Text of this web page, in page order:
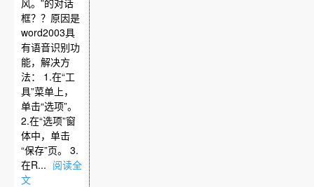
风。”的对话
框？？原因是
word2003具
有语音识别功
能，解决方
法： 1.在“工
具”菜单上，
单击“选项”。
2.在“选项”窗
体中，单击
“保存”页。 3.
在R... 阅读全
文